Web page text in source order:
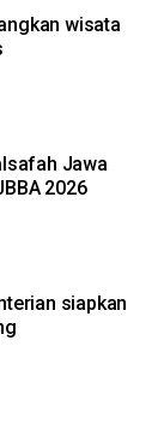
wisata
Jawa
2026
siapkan